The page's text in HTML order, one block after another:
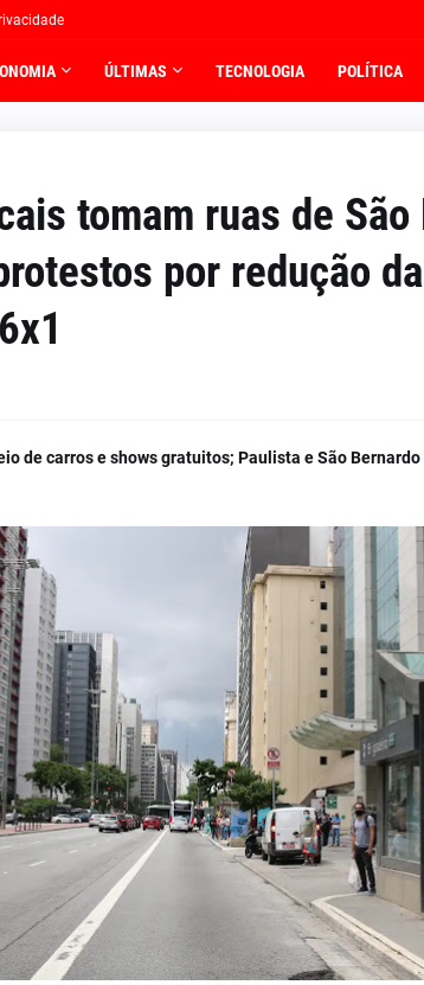
ÚLTIMAS TECNOLOGIA POLÍTICA
tomam ruas de São
por redução
de carros e shows gratuitos; Paulista e São